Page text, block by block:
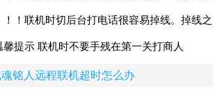
！！联机时切后台打电话很容易掉线。掉线
馨提示 联机时不要手残在第一关打商人
铭人远程联机超时怎么办